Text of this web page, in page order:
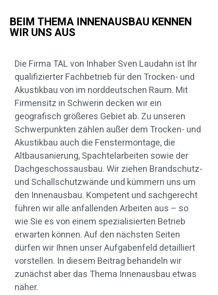
BEIM THEMA INNENAUSBAU KENNEN
WIR UNS AUS
Die Firma TAL von Inhaber Sven Laudahn ist Ihr
qualifizierter Fachbetrieb für den Trocken- und
Akustikbau von im norddeutschen Raum. Mit
Firmensitz in Schwerin decken wir ein
geografisch größeres Gebiet ab. Zu unseren
Schwerpunkten zählen außer dem Trocken- und
Akustikbau auch die Fenstermontage, die
Altbausanierung, Spachtelarbeiten sowie der
Dachgeschossausbau. Wir ziehen Brandschutz-
und Schallschutzwände und kümmern uns um
den Innenausbau. Kompetent und sachgerecht
führen wir alle anfallenden Arbeiten aus – so
wie Sie es von einem spezialisierten Betrieb
erwarten können. Auf den nächsten Seiten
dürfen wir Ihnen unser Aufgabenfeld detailliert
vorstellen. In diesem Beitrag behandeln wir
zunächst aber das Thema Innenausbau etwas
näher.